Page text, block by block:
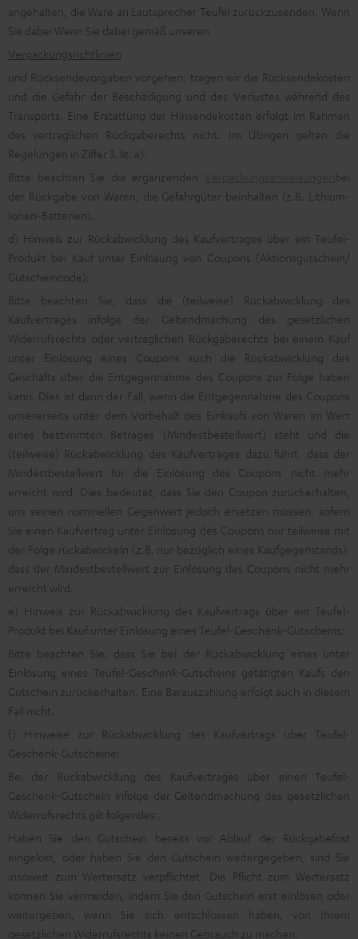
angehalten, die Ware an Lautsprecher Teufel zurückzusenden. Wenn
Sie dabei Wenn Sie dabei gemäß unseren
Verpackungsrichtlinien
und Rücksendevorgaben vorgehen, tragen wir die Rücksendekosten
und die Gefahr der Beschädigung und des Verlustes während des
Transports. Eine Erstattung der Hinsendekosten erfolgt im Rahmen
des vertraglichen Rückgaberechts nicht. Im Übrigen gelten die
Regelungen in Ziffer 3. lit. a).
Bitte beachten Sie die ergänzenden
bei
der Rückgabe von Waren, die Gefahrgüter beinhalten (z.B. Lithium-
Ionen-Batterien).
d) Hinweis zur Rückabwicklung des Kaufvertrages über ein Teufel-
Produkt bei Kauf unter Einlösung von Coupons (Aktionsgutschein/
Gutscheincode):
Bitte beachten Sie, dass die (teilweise) Rückabwicklung des
Kaufvertrages infolge der Geltendmachung des gesetzlichen
Widerrufsrechts oder vertraglichen Rückgaberechts bei einem Kauf
unter Einlösung eines Coupons auch die Rückabwicklung des
Geschäfts über die Entgegennahme des Coupons zur Folge haben
kann. Dies ist dann der Fall, wenn die Entgegennahme des Coupons
unsererseits unter dem Vorbehalt des Einkaufs von Waren im Wert
eines bestimmten Betrages (Mindestbestellwert) steht und die
(teilweise) Rückabwicklung des Kaufvertrages dazu führt, dass der
Mindestbestellwert für die Einlösung des Coupons nicht mehr
erreicht wird. Dies bedeutet, dass Sie den Coupon zurückerhalten,
uns seinen nominellen Gegenwert jedoch ersetzen müssen, sofern
Sie einen Kaufvertrag unter Einlösung des Coupons nur teilweise mit
der Folge rückabwickeln (z.B. nur bezüglich eines Kaufgegenstands),
dass der Mindestbestellwert zur Einlösung des Coupons nicht mehr
erreicht wird.
e) Hinweis zur Rückabwicklung des Kaufvertrags über ein Teufel-
Produkt bei Kauf unter Einlösung eines Teufel-Geschenk-Gutscheins:
Bitte beachten Sie, dass Sie bei der Rückabwicklung eines unter
Einlösung eines Teufel-Geschenk-Gutscheins getätigten Kaufs den
Gutschein zurückerhalten. Eine Barauszahlung erfolgt auch in diesem
Fall nicht.
f) Hinweise zur Rückabwicklung des Kaufvertrags über Teufel-
Geschenk-Gutscheine:
Bei der Rückabwicklung des Kaufvertrages über einen Teufel-
Geschenk-Gutschein infolge der Geltendmachung des gesetzlichen
Widerrufsrechts gilt folgendes:
Haben Sie den Gutschein bereits vor Ablauf der Rückgabefrist
eingelöst, oder haben Sie den Gutschein weitergegeben, sind Sie
insoweit zum Wertersatz verpflichtet. Die Pflicht zum Wertersatz
können Sie vermeiden, indem Sie den Gutschein erst einlösen oder
weitergeben, wenn Sie sich entschlossen haben, von Ihrem
gesetzlichen Widerrufsrechts keinen Gebrauch zu machen.